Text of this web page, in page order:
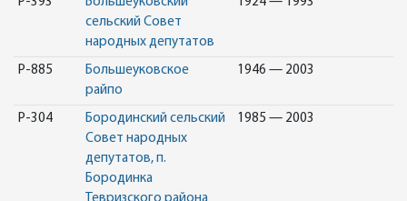
сельский Совет
народных депутатов
Р-885
Большеуковское
райпо
1946 — 2003
Р-304
Бородинский сельский
Совет народных
депутатов, п.
Бородинка
1985 — 2003